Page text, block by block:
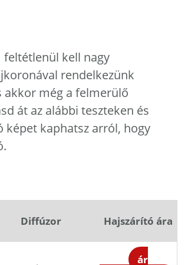
kell nagy
rendelkezünk
akkor még a felmerülő
át az alábbi teszteken és
képet kaphatsz arról, hogy
Diffúzor Hajszárító ára
ár